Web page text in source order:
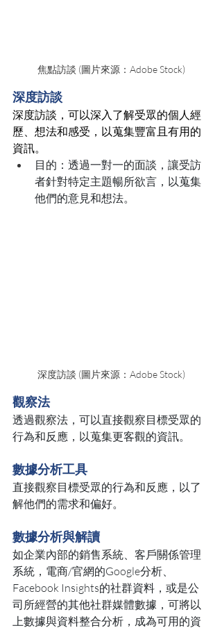
焦點訪談 (圖片來源：Adobe Stock)
深度訪談
深度訪談，可以深入了解受眾的個人經
歷、想法和感受，以蒐集豐富且有用的
資訊。
目的：透過一對一的面談，讓受訪
者針對特定主題暢所欲言，以蒐集
他們的意見和想法。
深度訪談 (圖片來源：Adobe Stock)
觀察法
透過觀察法，可以直接觀察目標受眾的
行為和反應，以蒐集更客觀的資訊。
數據分析工具
直接觀察目標受眾的行為和反應，以了
解他們的需求和偏好。
數據分析與解讀
如企業內部的銷售系統、客戶關係管理
系統，電商/官網的Google分析、
Facebook Insights的社群資料，或是公
司所經營的其他社群媒體數據，可將以
上數據與資料整合分析，成為可用的資